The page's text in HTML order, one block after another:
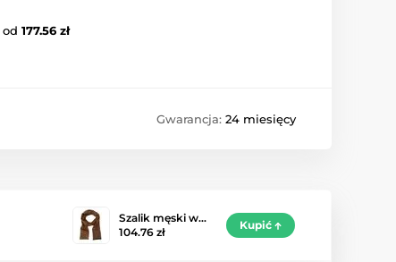
od 177.56 zł
Gwarancja: 24 miesięcy
Szalik męski w…
104.76 zł
Kupić